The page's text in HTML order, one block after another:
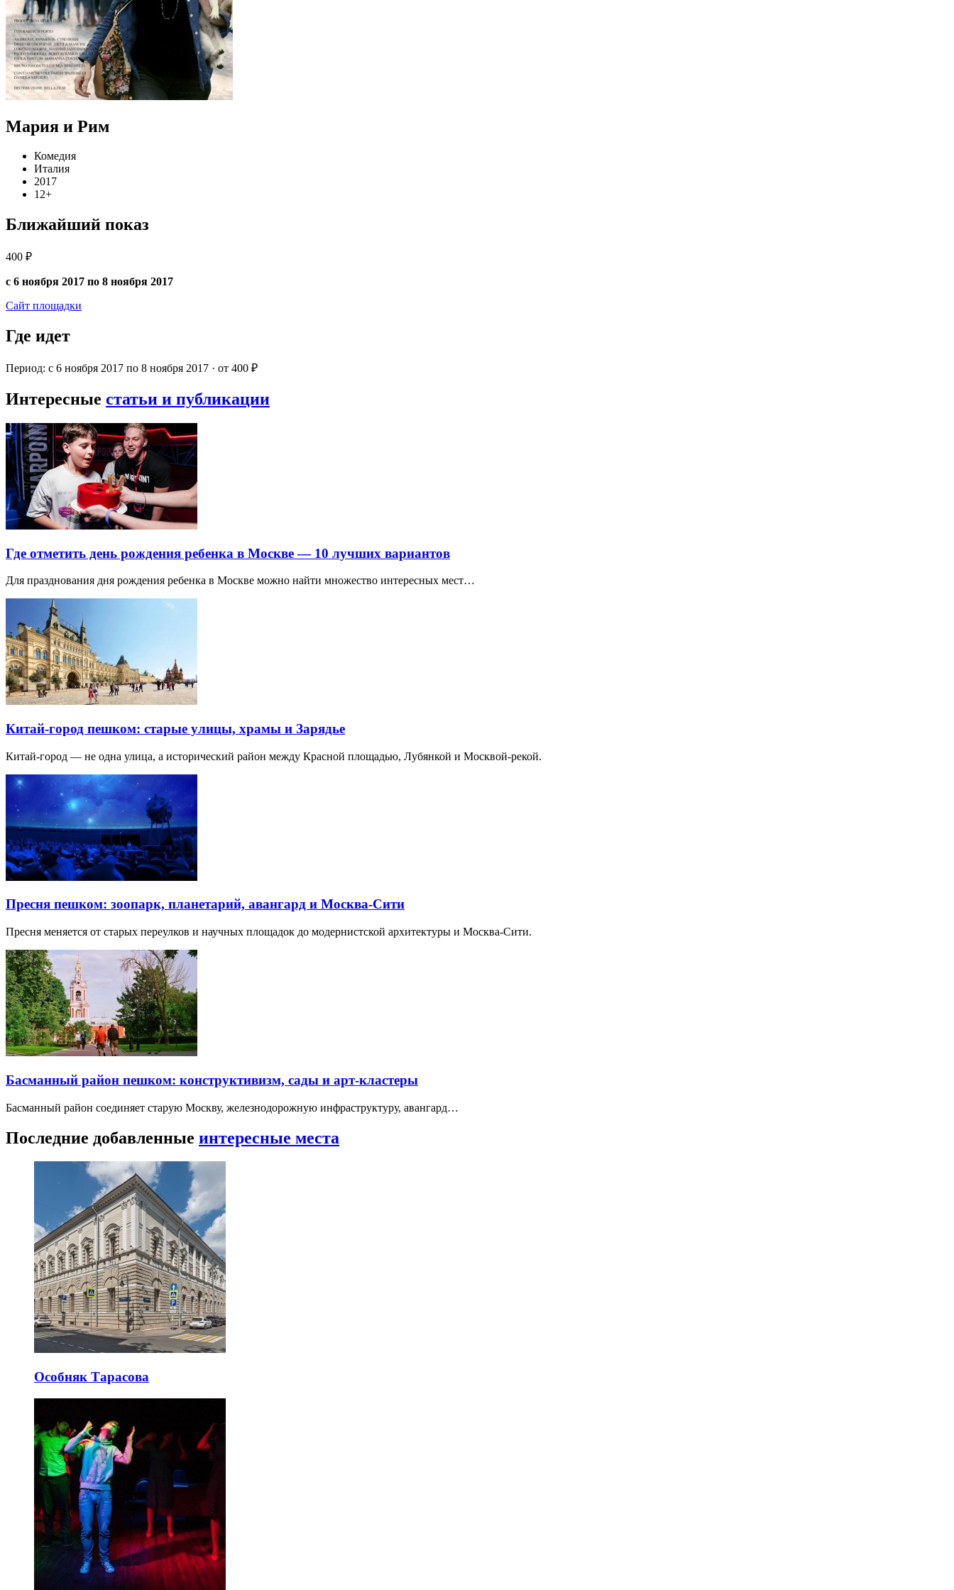
Мария и Рим
Комедия
Италия
2017
12+
Ближайший показ
400 ₽
с 6 ноября 2017 по 8 ноября 2017
Сайт площадки
Где идет
Период: с 6 ноября 2017 по 8 ноября 2017 · от 400 ₽
Интересные статьи и публикации
Где отметить день рождения ребенка в Москве — 10 лучших вариантов
Для празднования дня рождения ребенка в Москве можно найти множество интересных мест…
Китай-город пешком: старые улицы, храмы и Зарядье
Китай-город — не одна улица, а исторический район между Красной площадью, Лубянкой и Москвой-рекой.
Пресня пешком: зоопарк, планетарий, авангард и Москва-Сити
Пресня меняется от старых переулков и научных площадок до модернистской архитектуры и Москва-Сити.
Басманный район пешком: конструктивизм, сады и арт-кластеры
Басманный район соединяет старую Москву, железнодорожную инфраструктуру, авангард…
Последние добавленные интересные места
Особняк Тарасова